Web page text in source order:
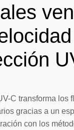
C transforma los
gracias a un
con los